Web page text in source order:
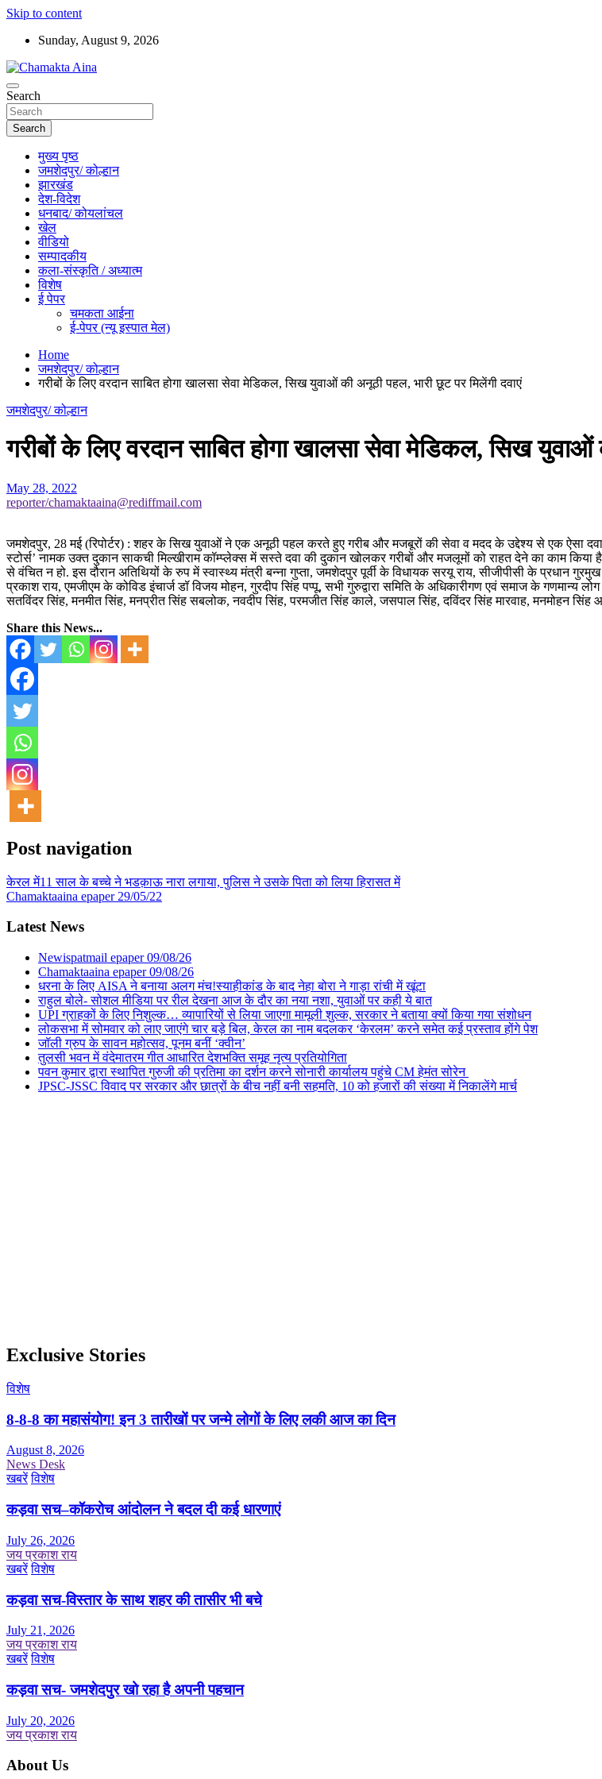
Skip to content
Sunday, August 9, 2026
Chamakta Aina
Hindi News Paper – Jharkhand
Search
Search
मुख्य पृष्ठ
जमशेदपुर/ कोल्हान
झारखंड
देश-विदेश
धनबाद/ कोयलांचल
खेल
वीडियो
सम्पादकीय
कला-संस्कृति / अध्यात्म
विशेष
ई पेपर
चमकता आईना
ई-पेपर (न्यू इस्पात मेल)
Home
जमशेदपुर/ कोल्हान
गरीबों के लिए वरदान साबित होगा खालसा सेवा मेडिकल, सिख युवाओं की अनूठी पहल, भारी छूट पर मिलेंगी दवाएं
जमशेदपुर/ कोल्हान
गरीबों के लिए वरदान साबित होगा खालसा सेवा मेडिकल, सिख
May 28, 2022
reporter/chamaktaaina@rediffmail.com
जमशेदपुर, 28 मई (रिपोर्टर) : शहर के सिख युवाओं ने एक अनूठी पहल करते हुए गरीब और मजबूरों की सेवा व मदद के उद्देश्य से एक ऐसा
स्टोर्स’ नामक उक्त दुकान साकची मिल्खीराम कॉम्प्लेक्स में सस्ते दवा की दुकान खोलकर गरीबों और मजलूमों को राहत देने का काम किया
से वंचित न हो. इस दौरान अतिथियों के रुप में स्वास्थ्य मंत्री बन्ना गुप्ता, जमशेदपुर पूर्वी के विधायक सरयू राय, सीजीपीसी के
प्रकाश राय, एमजीएम के कोविड इंचार्ज डॉ विजय मोहन, गुरदीप सिंह पप्पू, सभी गुरुद्वारा समिति के अधिकारीगण एवं समाज के
सतविंदर सिंह, मनमीत सिंह, मनप्रीत सिंह सबलोक, नवदीप सिंह, परमजीत सिंह काले, जसपाल सिंह, दविंदर सिंह मारवाह, मनमोहन सिंह
Share this News...
Post navigation
केरल में11 साल के बच्चे ने भडक़ाऊ नारा लगाया, पुलिस ने उसके पिता को लिया हिरासत में
Chamaktaaina epaper 29/05/22
Latest News
Newispatmail epaper 09/08/26
Chamaktaaina epaper 09/08/26
धरना के लिए AISA ने बनाया अलग मंच!स्याहीकांड के बाद नेहा बोरा ने गाड़ा रांची में खूंटा
राहुल बोले- सोशल मीडिया पर रील देखना आज के दौर का नया नशा, युवाओं पर कही ये बात
UPI ग्राहकों के लिए निशुल्क… व्यापारियों से लिया जाएगा मामूली शुल्क, सरकार ने बताया क्यों किया गया संशोधन
लोकसभा में सोमवार को लाए जाएंगे चार बड़े बिल, केरल का नाम बदलकर ‘केरलम’ करने समेत कई प्रस्ताव होंगे पेश
जॉली ग्रुप के सावन महोत्सव, पूनम बनीं ‘क्वीन’
तुलसी भवन में वंदेमातरम गीत आधारित देशभक्ति समूह नृत्य प्रतियोगिता
पवन कुमार द्वारा स्थापित गुरुजी की प्रतिमा का दर्शन करने सोनारी कार्यालय पहुंचे CM हेमंत सोरेन
JPSC-JSSC विवाद पर सरकार और छात्रों के बीच नहीं बनी सहमति, 10 को हजारों की संख्या में निकालेंगे मार्च
Exclusive Stories
विशेष
8-8-8 का महासंयोग! इन 3 तारीखों पर जन्मे लोगों के लिए लकी आज का दिन
August 8, 2026
News Desk
खबरें विशेष
कड़वा सच–कॉकरोच आंदोलन ने बदल दी कई धारणाएं
July 26, 2026
जय प्रकाश राय
खबरें विशेष
कड़वा सच-विस्तार के साथ शहर की तासीर भी बचे
July 21, 2026
जय प्रकाश राय
खबरें विशेष
कड़वा सच- जमशेदपुर खो रहा है अपनी पहचान
July 20, 2026
जय प्रकाश राय
About Us